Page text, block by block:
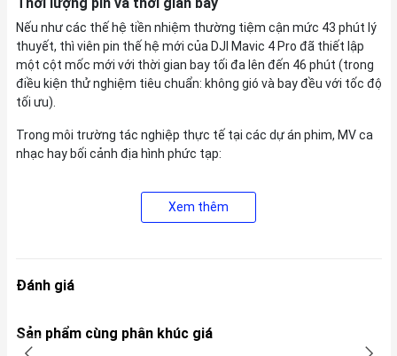
Nếu như các thế hệ tiền nhiệm thường tiệm cận mức 43 phút lý
thuyết, thì viên pin thế hệ mới của DJI Mavic 4 Pro đã thiết lập
một cột mốc mới với thời gian bay tối đa lên đến 46 phút (trong
điều kiện thử nghiệm tiêu chuẩn: không gió và bay đều với tốc độ
tối ưu).
Trong môi trường tác nghiệp thực tế tại các dự án phim, MV ca
nhạc hay bối cảnh địa hình phức tạp:
4K/60fps hoặc 5.1K ProRes liên tục): Thời gian bay thực tế duy
trì ấn tượng ở mức 38 - 41 phút trước khi máy tự động kích hoạt
gió tạt mạnh): Máy vẫn đảm bảo thời gian hoạt động bền bỉ từ 32
Thời lượng bay thực tế vượt trội này mang lại sự tự tin tuyệt đối
Xem thêm
Đánh giá
Sản phẩm cùng phân khúc giá